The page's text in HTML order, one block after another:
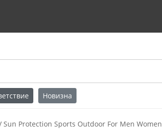
Новизна
Sun Protection Sports Outdoor For Men Women